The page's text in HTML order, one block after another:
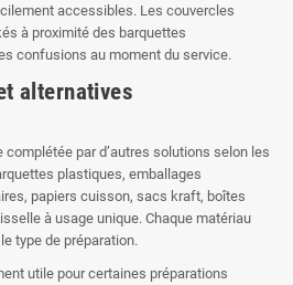
accessibles. Les couvercles
à proximité des barquettes
confusions au moment du service.
alternatives
par d’autres solutions selon les
plastiques, emballages
papiers cuisson, sacs kraft, boîtes
à usage unique. Chaque matériau
type de préparation.
utile pour certaines préparations